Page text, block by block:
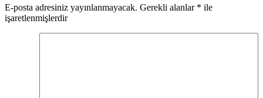
E-posta adresiniz yayınlanmayacak. Gerekli alanlar * ile
işaretlenmişlerdir